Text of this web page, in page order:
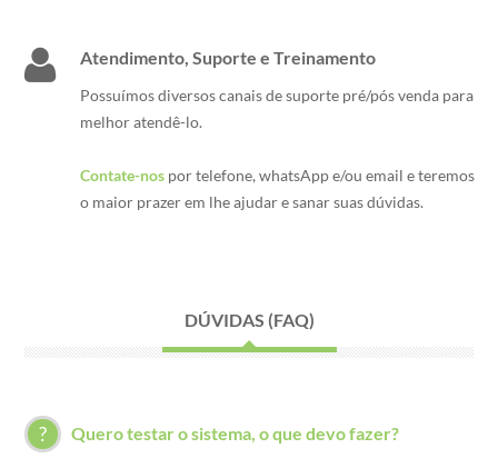
Atendimento, Suporte e Treinamento
Possuímos diversos canais de suporte pré/pós venda para
melhor atendê-lo.
Contate-nos por telefone, whatsApp e/ou email e teremos
o maior prazer em lhe ajudar e sanar suas dúvidas.
DÚVIDAS (FAQ)
Quero testar o sistema, o que devo fazer?